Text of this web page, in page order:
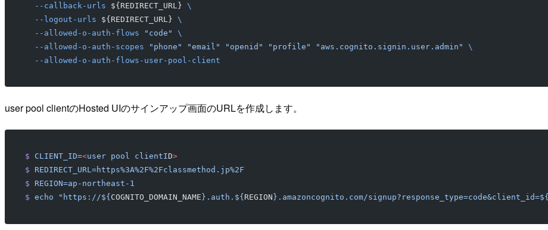
  --callback-urls
${REDIRECT_URL} \
  --logout-urls
${REDIRECT_URL} \
  --allowed-o-auth-flows
"code"
\
  --allowed-o-auth-scopes
"phone" "email" "openid" "profile" "aws.cognito.signin.user.admin"
\
  --allowed-o-auth-flows-user-pool-client
user pool clientのHosted UIのサインアップ画面のURLを作成します。
$ CLIENT_ID=<user pool clientID>
$ REDIRECT_URL=https%3A%2F%2Fclassmethod.jp%2F
$ REGION=ap-northeast-1
$ echo "https://${ COGNITO_DOMAIN_NAME }.auth.${ REGION }.amazoncognito.com/signup?response_type=code&client_id=${